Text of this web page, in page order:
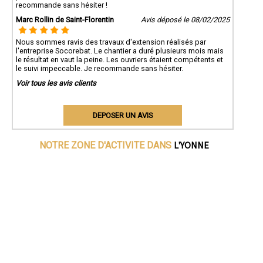
recommande sans hésiter !
Marc Rollin de Saint-Florentin
Avis déposé le 08/02/2025
Nous sommes ravis des travaux d'extension réalisés par
l'entreprise Socorebat. Le chantier a duré plusieurs mois mais
le résultat en vaut la peine. Les ouvriers étaient compétents et
le suivi impeccable. Je recommande sans hésiter.
Voir tous les avis clients
DEPOSER UN AVIS
NOTRE ZONE D'ACTIVITE DANS L'YONNE